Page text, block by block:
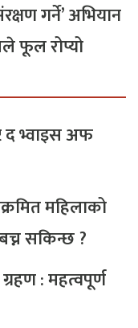
गर्ने’ अभियान
फूल रोप्यो
द भ्वाइस अफ
महिलाको
सकिन्छ ?
: महत्वपूर्ण